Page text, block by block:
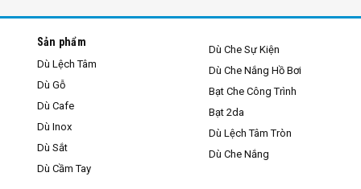
Sản phẩm
Dù Lệch Tâm
Dù Gỗ
Dù Cafe
Dù Inox
Dù Sắt
Dù Cầm Tay
Dù Che Sự Kiện
Dù Che Nắng Hồ Bơi
Bạt Che Công Trình
Bạt 2da
Dù Lệch Tâm Tròn
Dù Che Nắng